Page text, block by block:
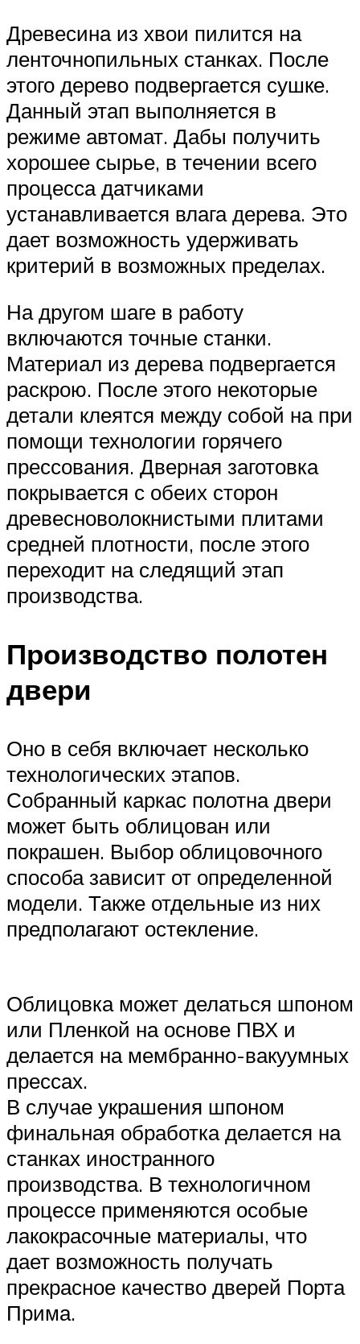
Древесина из хвои пилится на
ленточнопильных станках. После
этого дерево подвергается сушке.
Данный этап выполняется в
режиме автомат. Дабы получить
хорошее сырье, в течении всего
процесса датчиками
устанавливается влага дерева. Это
дает возможность удерживать
критерий в возможных пределах.
На другом шаге в работу
включаются точные станки.
Материал из дерева подвергается
раскрою. После этого некоторые
детали клеятся между собой на при
помощи технологии горячего
прессования. Дверная заготовка
покрывается с обеих сторон
древесноволокнистыми плитами
средней плотности, после этого
переходит на следящий этап
производства.
Производство полотен
двери
Оно в себя включает несколько
технологических этапов.
Собранный каркас полотна двери
может быть облицован или
покрашен. Выбор облицовочного
способа зависит от определенной
модели. Также отдельные из них
предполагают остекление.
Облицовка может делаться шпоном
или Пленкой на основе ПВХ и
делается на мембранно-вакуумных
прессах.
В случае украшения шпоном
финальная обработка делается на
станках иностранного
производства. В технологичном
процессе применяются особые
лакокрасочные материалы, что
дает возможность получать
прекрасное качество дверей Порта
Прима.